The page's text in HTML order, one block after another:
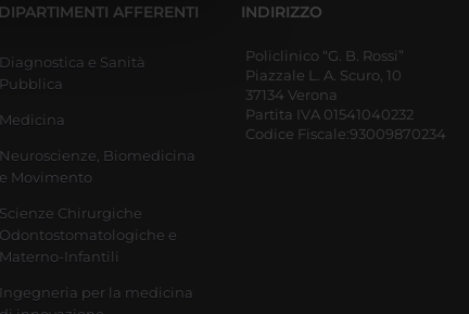
DIPARTIMENTI AFFERENTI
Diagnostica e Sanità
Pubblica
Medicina
Neuroscienze, Biomedicina
e Movimento
Scienze Chirurgiche
Odontostomatologiche e
Materno-Infantili
Ingegneria per la medicina
INDIRIZZO
Policlinico “G. B. Rossi”
Piazzale L. A. Scuro, 10
37134 Verona
Partita IVA 01541040232
Codice Fiscale:93009870234